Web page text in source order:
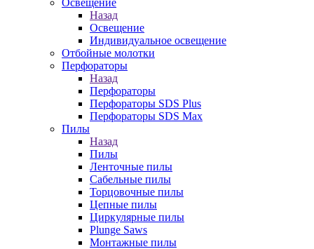
Освещение
Назад
Освещение
Индивидуальное освещение
Отбойные молотки
Перфораторы
Назад
Перфораторы
Перфораторы SDS Plus
Перфораторы SDS Max
Пилы
Назад
Пилы
Ленточные пилы
Сабельные пилы
Торцовочные пилы
Цепные пилы
Циркулярные пилы
Plunge Saws
Монтажные пилы